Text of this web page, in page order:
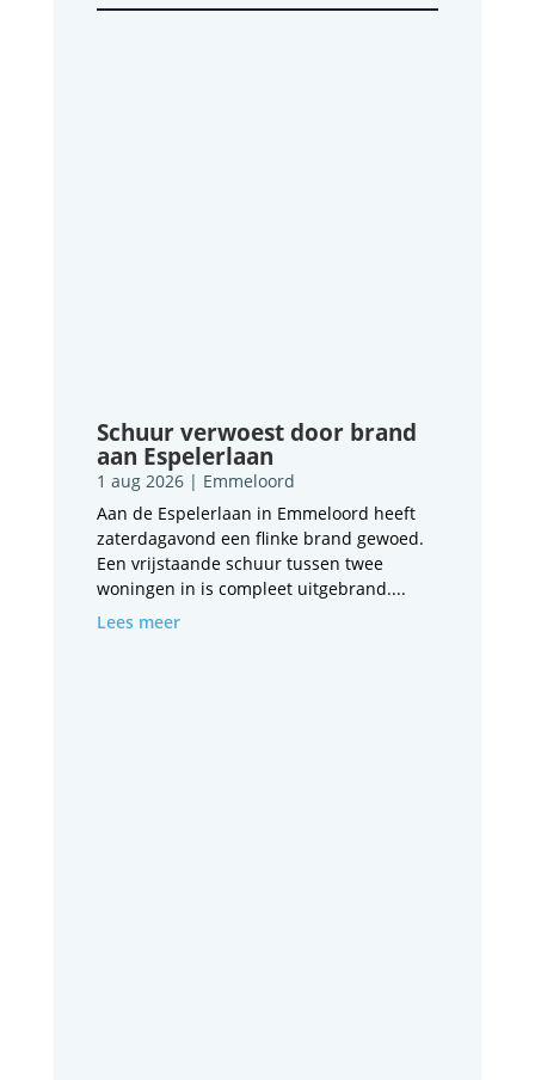
Schuur verwoest door brand
aan Espelerlaan
1 aug 2026| Emmeloord
Aan de Espelerlaan in Emmeloord heeft
zaterdagavond een flinke brand gewoed.
Een vrijstaande schuur tussen twee
woningen in is compleet uitgebrand....
Lees meer